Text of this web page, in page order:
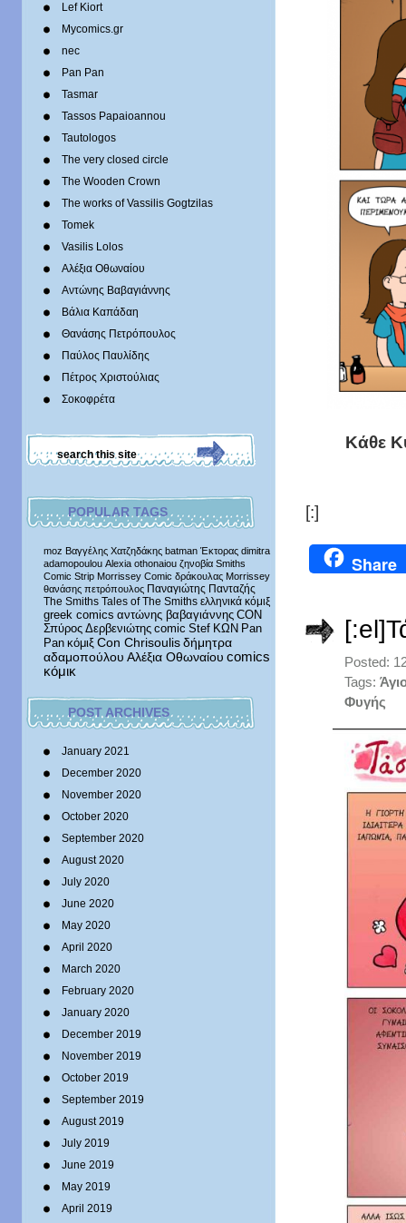
Lef Kiort
Mycomics.gr
nec
Pan Pan
Tasmar
Tassos Papaioannou
Tautologos
The very closed circle
The Wooden Crown
The works of Vassilis Gogtzilas
Tomek
Vasilis Lolos
Αλέξια Οθωναίου
Αντώνης Βαβαγιάννης
Βάλια Καπάδαη
Θανάσης Πετρόπουλος
Παύλος Παυλίδης
Πέτρος Χριστούλιας
Σοκοφρέτα
POPULAR TAGS
moz Βαγγέλης Χατζηδάκης batman Έκτορας dimitra
adamopoulou Alexia othonaiou ζηνοβία Smiths
Comic Strip Morrissey Comic δράκουλας Morrissey
θανάσης πετρόπουλος Παναγιώτης Πανταζής
The Smiths Tales of The Smiths ελληνικά κόμιξ
greek comics αντώνης βαβαγιάννης CON
Σπύρος Δερβενιώτης comic Stef ΚΩΝ Pan
Pan κόμιξ Con Chrisoulis δήμητρα
αδαμοπούλου Αλέξια Οθωναίου comics
κόμικ
POST ARCHIVES
January 2021
December 2020
November 2020
October 2020
September 2020
August 2020
July 2020
June 2020
May 2020
April 2020
March 2020
February 2020
January 2020
December 2019
November 2019
October 2019
September 2019
August 2019
July 2019
June 2019
May 2019
April 2019
Κάθε
[:]
Share
Posted:
Tags:
Φυγής